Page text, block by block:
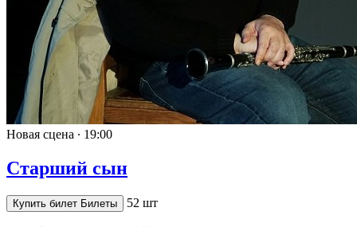
Новая сцена ∙ 19:00
Старший сын
Купить билет Билеты 52 шт